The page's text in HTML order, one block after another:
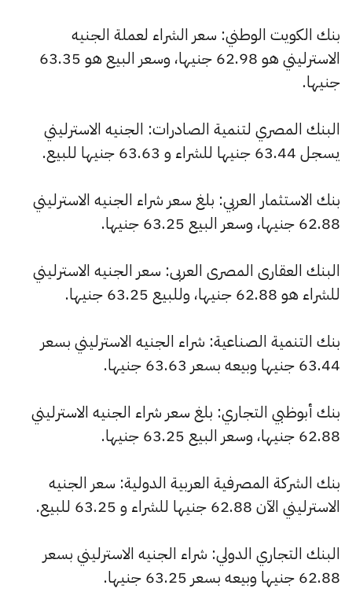
بنك الكويت الوطني: سعر الشراء لعملة الجنيه
الاسترليني هو 62.98 جنيها، وسعر البيع هو 63.35
جنيها.
البنك المصري لتنمية الصادرات: الجنيه الاسترليني
يسجل 63.44 جنيها للشراء و 63.63 جنيها للبيع.
بنك الاستثمار العربي: بلغ سعر شراء الجنيه الاسترليني
62.88 جنيها، وسعر البيع 63.25 جنيها.
البنك العقارى المصرى العربى: سعر الجنيه الاسترليني
للشراء هو 62.88 جنيها، وللبيع 63.25 جنيها.
بنك التنمية الصناعية: شراء الجنيه الاسترليني بسعر
63.44 جنيها وبيعه بسعر 63.63 جنيها.
بنك أبوظبي التجاري: بلغ سعر شراء الجنيه الاسترليني
62.88 جنيها، وسعر البيع 63.25 جنيها.
بنك الشركة المصرفية العربية الدولية: سعر الجنيه
الاسترليني الآن 62.88 جنيها للشراء و 63.25 للبيع.
البنك التجاري الدولي: شراء الجنيه الاسترليني بسعر
62.88 جنيها وبيعه بسعر 63.25 جنيها.